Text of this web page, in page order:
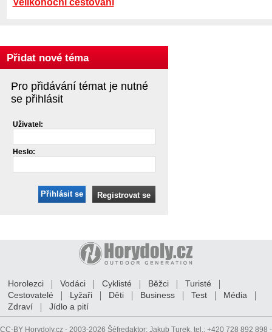
Velikonoční cestování
Přidat nové téma
Pro přidávání témat je nutné
se přihlásit
Uživatel:
Heslo:
Přihlásit se Registrovat se
Horolezci Vodáci Cyklisté Běžci
Turisté
Cestovatelé
Lyžaři Děti Business Test
Média
Zdraví
Jídlo a pití
CC-BY Horydoly.cz - 2003-2026 Šéfredaktor: Jakub Turek, tel.: +420 728 892 898 -